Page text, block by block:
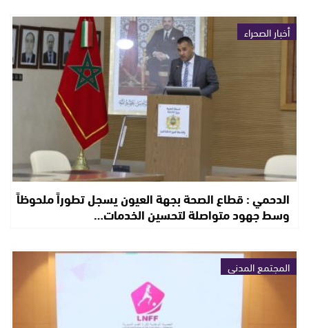
أخبار الصحراء
الدحمي : قطاع الصحة بجهة العيون يسجل تطوراً ملحوظاً
وسط جهود متواصلة لتحسين الخدمات…
المجتمع المدني